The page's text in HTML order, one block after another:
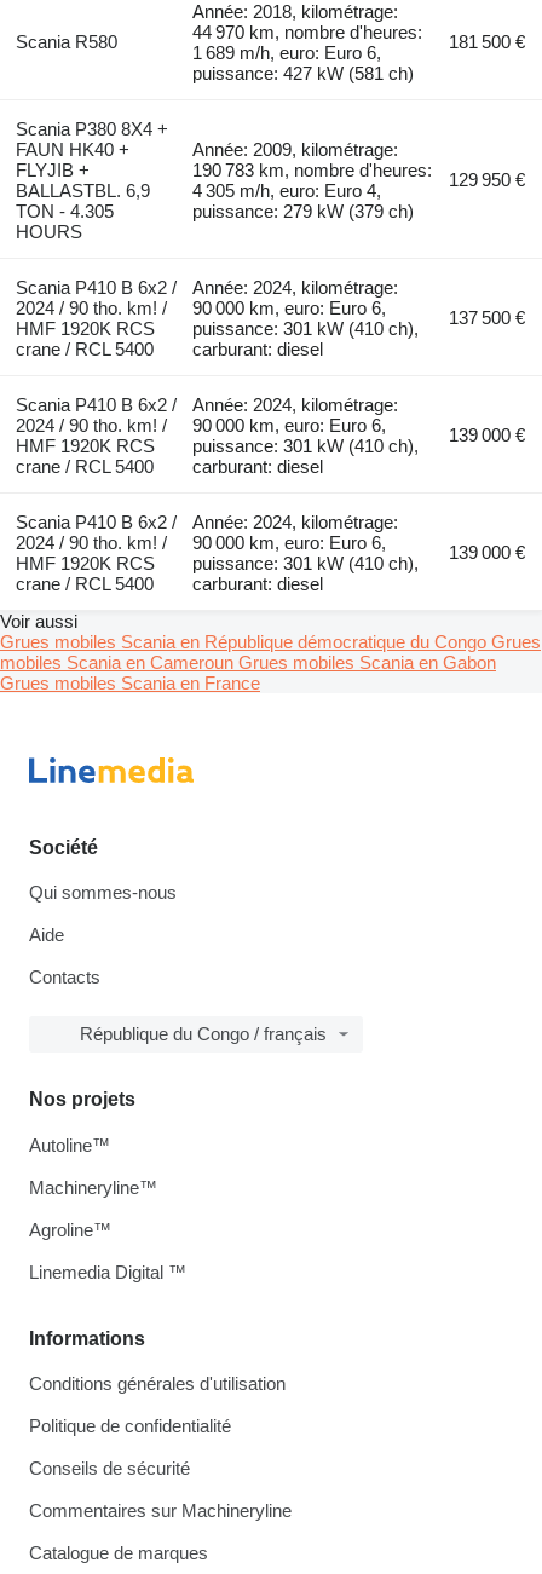
Scania R580
Année: 2018, kilométrage:
44 970 km, nombre d'heures:
1 689 m/h, euro: Euro 6,
puissance: 427 kW (581 ch)
181 500 €
Scania P380 8X4 +
FAUN HK40 +
FLYJIB +
BALLASTBL. 6,9
TON - 4.305
HOURS
Année: 2009, kilométrage:
190 783 km, nombre d'heures:
4 305 m/h, euro: Euro 4,
puissance: 279 kW (379 ch)
129 950 €
Scania P410 B 6x2 /
2024 / 90 tho. km! /
HMF 1920K RCS
crane / RCL 5400
Année: 2024, kilométrage:
90 000 km, euro: Euro 6,
puissance: 301 kW (410 ch),
carburant: diesel
137 500 €
Scania P410 B 6x2 /
2024 / 90 tho. km! /
HMF 1920K RCS
crane / RCL 5400
Année: 2024, kilométrage:
90 000 km, euro: Euro 6,
puissance: 301 kW (410 ch),
carburant: diesel
139 000 €
Scania P410 B 6x2 /
2024 / 90 tho. km! /
HMF 1920K RCS
crane / RCL 5400
Année: 2024, kilométrage:
90 000 km, euro: Euro 6,
puissance: 301 kW (410 ch),
carburant: diesel
139 000 €
Voir aussi
Grues mobiles Scania en République démocratique du Congo Grues
mobiles Scania en Cameroun Grues mobiles Scania en Gabon
Grues mobiles Scania en France
Société
Qui sommes-nous
Aide
Contacts
République du Congo / français
Informations
Conditions générales d'utilisation
Politique de confidentialité
Conseils de sécurité
Commentaires sur Machineryline
Catalogue de marques
Nos projets
Autoline™
Machineryline™
Agroline™
Linemedia Digital ™